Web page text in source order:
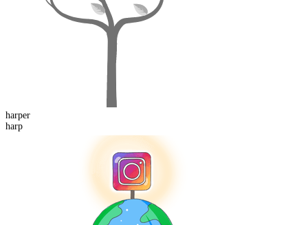
harper
harp